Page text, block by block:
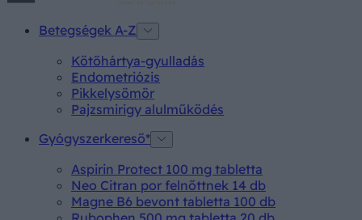
Betegségek A-Z
Kötőhártya-gyulladás
Endometriózis
Pikkelysömör
Pajzsmirigy alulműködés
Gyógyszerkereső*
Aspirin Protect 100 mg tabletta
Neo Citran por felnőttnek 14 db
Magne B6 bevont tabletta 100 db